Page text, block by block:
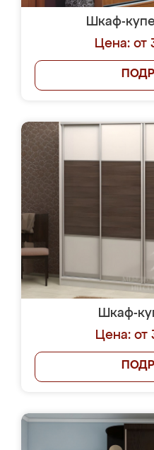
Шкаф-
Цена: от
Шкаф-
Цена: от